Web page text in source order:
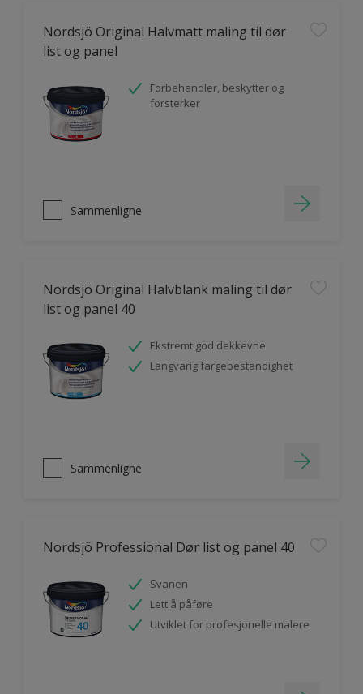
Nordsjö Original Halvmatt maling til dør
list og panel
Forbehandler, beskytter og
forsterker
Sammenligne
Nordsjö Original Halvblank maling til dør
list og panel 40
Ekstremt god dekkevne
Langvarig fargebestandighet
Sammenligne
Nordsjö Professional Dør list og panel 40
Svanen
Lett å påføre
Utviklet for profesjonelle malere